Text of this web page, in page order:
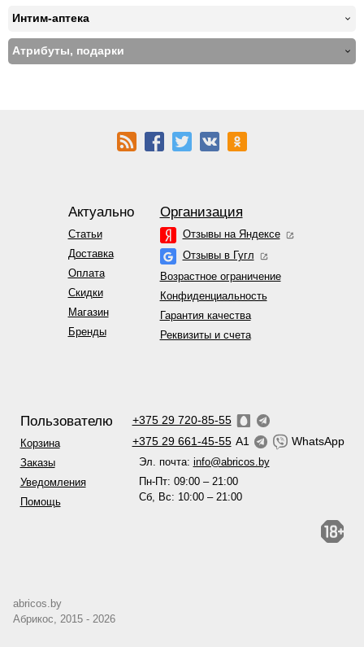
Интим-аптека
Атрибуты, подарки
Актуально
Статьи
Доставка
Оплата
Скидки
Магазин
Бренды
Организация
Отзывы на Яндексе
Отзывы в Гугл
Возрастное ограничение
Конфиденциальность
Гарантия качества
Реквизиты и счета
Пользователю
Корзина
Заказы
Уведомления
Помощь
+375 29 720-85-55
+375 29 661-45-55 A1 WhatsApp
Эл. почта: info@abricos.by
Пн-Пт: 09:00 – 21:00
Сб, Вс: 10:00 – 21:00
abricos.by
Абрикос, 2015 - 2026